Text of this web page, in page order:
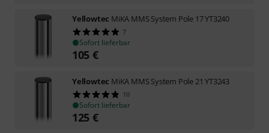
Yellowtec MiKA MMS System Pole 17 YT3240
7
Sofort lieferbar
105 €
Yellowtec MiKA MMS System Pole 21 YT3243
10
Sofort lieferbar
125 €